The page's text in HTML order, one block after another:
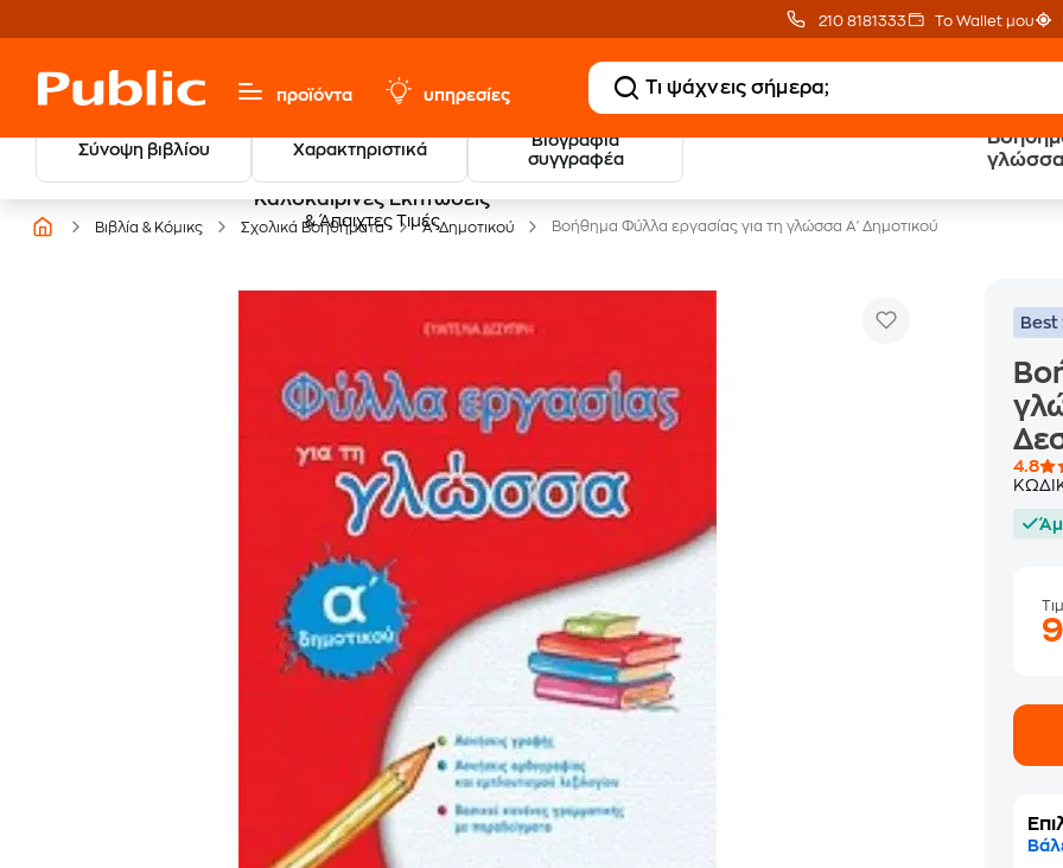
210 8181333 Το Wallet μου
προϊόντα υπηρεσίες
Σύνοψη βιβλίου Χαρακτηριστικά
Βιογραφία
συγγραφέα
γλώσσα
Καλοκαιρινές Εκπτώσεις
& Άπαιχτες Τιμές
20 € Public επιστροφή
με Snappi
Δωρεάν
Βιβλία & Κόμικς Σχολικά Βοηθήματα Α' Δημοτικού Βοήθημα Φύλλα εργασίας για τη γλώσσα Α' Δημοτικού
Best
4.8